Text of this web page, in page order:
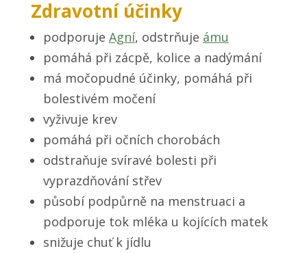
Zdravotní účinky
podporuje Agní, odstrňuje ámu
pomáhá při zácpě, kolice a nadýmání
má močopudné účinky, pomáhá při
bolestivém močení
vyživuje krev
pomáhá při očních chorobách
odstraňuje svíravé bolesti při
vyprazdňování střev
působí podpůrně na menstruaci a
podporuje tok mléka u kojících matek
snižuje chuť k jídlu